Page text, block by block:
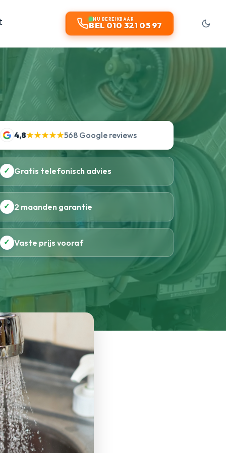
NU BEREIKBAAR
BEL 010 321 05 97
4,8★★★★★568 Google reviews
✓ Gratis telefonisch advies
✓ 2 maanden garantie
✓ Vaste prijs vooraf